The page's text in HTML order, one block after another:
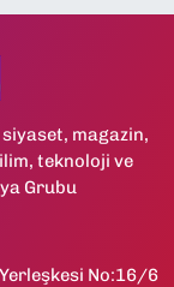
magazin,
teknoloji ve
Grubu
No:16/6